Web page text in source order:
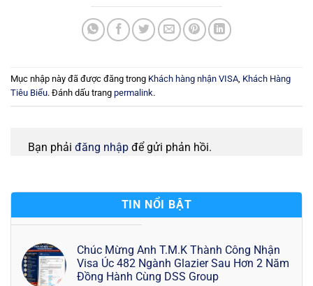
Mục nhập này đã được đăng trong Khách hàng nhận VISA, Khách Hàng
Tiêu Biểu. Đánh dấu trang permalink.
Bạn phải đăng nhập để gửi phản hồi.
TIN NỔI BẬT
Chúc Mừng Anh T.M.K Thành Công Nhận
Visa Úc 482 Ngành Glazier Sau Hơn 2 Năm
Đồng Hành Cùng DSS Group